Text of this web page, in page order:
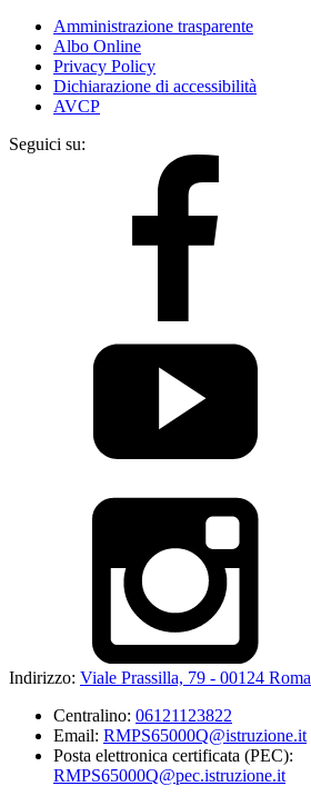
Amministrazione trasparente
Albo Online
Privacy Policy
Dichiarazione di accessibilità
AVCP
Seguici su:
Indirizzo: Viale Prassilla, 79 - 00124 Roma
Centralino: 06121123822
Email: RMPS65000Q@istruzione.it
Posta elettronica certificata (PEC):
RMPS65000Q@pec.istruzione.it